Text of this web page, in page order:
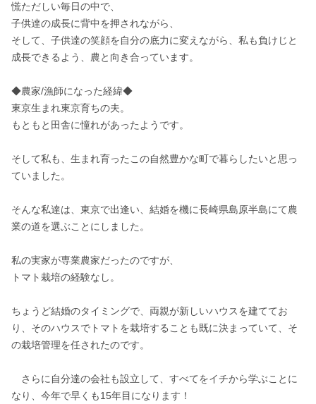
慌ただしい毎日の中で、
子供達の成長に背中を押されながら、
そして、子供達の笑顔を自分の底力に変えながら、私も負けじと
成長できるよう、農と向き合っています。
◆農家/漁師になった経緯◆
東京生まれ東京育ちの夫。
もともと田舎に憧れがあったようです。
そして私も、生まれ育ったこの自然豊かな町で暮らしたいと思っ
ていました。
そんな私達は、東京で出逢い、結婚を機に長崎県島原半島にて農
業の道を選ぶことにしました。
私の実家が専業農家だったのですが、
トマト栽培の経験なし。
ちょうど結婚のタイミングで、両親が新しいハウスを建ててお
り、そのハウスでトマトを栽培することも既に決まっていて、そ
の栽培管理を任されたのです。
さらに自分達の会社も設立して、すべてをイチから学ぶことに
なり、今年で早くも15年目になります！